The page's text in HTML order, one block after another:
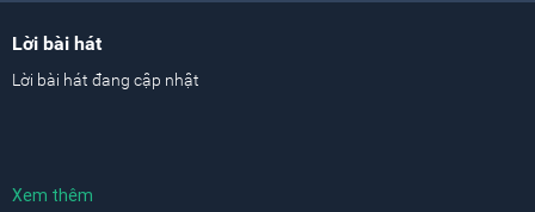
Lời bài hát
Lời bài hát đang cập nhật
Xem thêm